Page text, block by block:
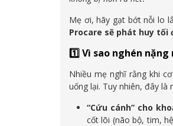
Mẹ ơi, hãy gạt bớt nỗi lo
Procare sẽ phát huy tối
1️⃣ Vì sao nghén
Nhiều mẹ nghĩ rằng khi
uống lại. Tuy nhiên, đây là
“Cứu cánh” cho
cốt lõi (não bộ, tim,